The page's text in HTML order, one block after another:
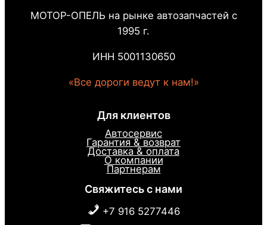
МОТОР-ОПЕЛЬ на рынке автозапчастей с
1995 г.
ИНН 5001130650
«Все дороги ведут к нам!»
Для клиентов
Автосервис
Гарантия & возврат
Доставка & оплата
О компании
Партнерам
Свяжитесь с нами
+7 916 5277446